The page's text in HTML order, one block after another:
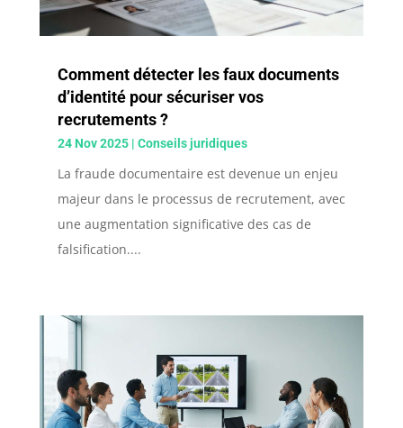
Comment détecter les faux documents
d’identité pour sécuriser vos
recrutements ?
24 Nov 2025| Conseils juridiques
La fraude documentaire est devenue un enjeu
majeur dans le processus de recrutement, avec
une augmentation significative des cas de
falsification....